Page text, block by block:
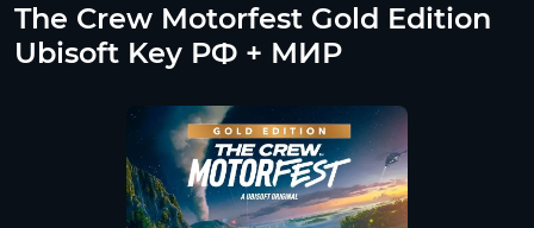
The Crew Motorfest Gold Edition
Ubisoft Key РФ + МИР